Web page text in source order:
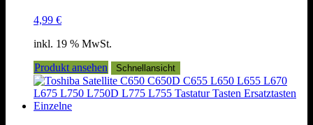
4,99 €
inkl. 19 % MwSt.
Produkt ansehen
Schnellansicht